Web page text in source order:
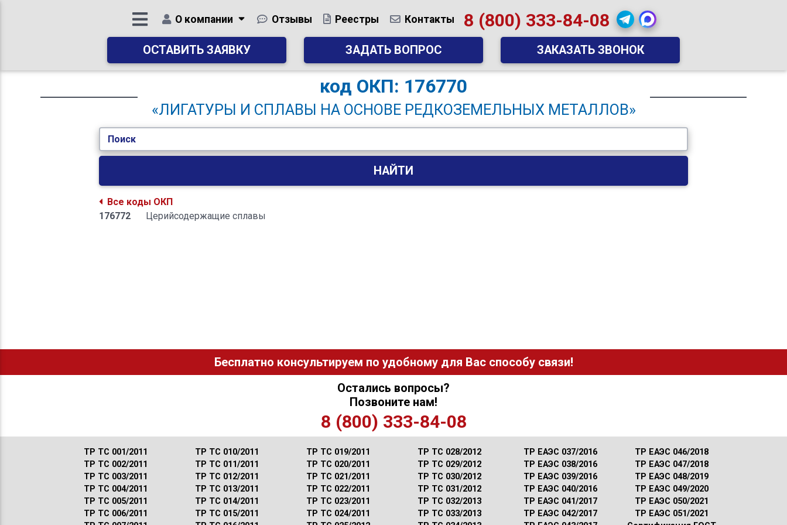
О компании Отзывы Реестры Контакты 8 (800) 333-84-08
ОСТАВИТЬ ЗАЯВКУ ЗАДАТЬ ВОПРОС ЗАКАЗАТЬ ЗВОНОК
код ОКП: 176770
«ЛИГАТУРЫ И СПЛАВЫ НА ОСНОВЕ РЕДКОЗЕМЕЛЬНЫХ МЕТАЛЛОВ»
Поиск
НАЙТИ
Все коды ОКП
176772
Церийсодержащие сплавы
Бесплатно консультируем по удобному для Вас способу связи!
Остались вопросы?
Позвоните нам!
8 (800) 333-84-08
ТР ТС 001/2011
ТР ТС 002/2011
ТР ТС 003/2011
ТР ТС 004/2011
ТР ТС 005/2011
ТР ТС 006/2011
ТР ТС 010/2011
ТР ТС 011/2011
ТР ТС 012/2011
ТР ТС 013/2011
ТР ТС 014/2011
ТР ТС 015/2011
ТР ТС 019/2011
ТР ТС 020/2011
ТР ТС 021/2011
ТР ТС 022/2011
ТР ТС 023/2011
ТР ТС 024/2011
ТР ТС 028/2012
ТР ТС 029/2012
ТР ТС 030/2012
ТР ТС 031/2012
ТР ТС 032/2013
ТР ТС 033/2013
ТР ЕАЭС 037/2016
ТР ЕАЭС 038/2016
ТР ЕАЭС 039/2016
ТР ЕАЭС 040/2016
ТР ЕАЭС 041/2017
ТР ЕАЭС 042/2017
ТР ЕАЭС 046/2018
ТР ЕАЭС 047/2018
ТР ЕАЭС 048/2019
ТР ЕАЭС 049/2020
ТР ЕАЭС 050/2021
ТР ЕАЭС 051/2021